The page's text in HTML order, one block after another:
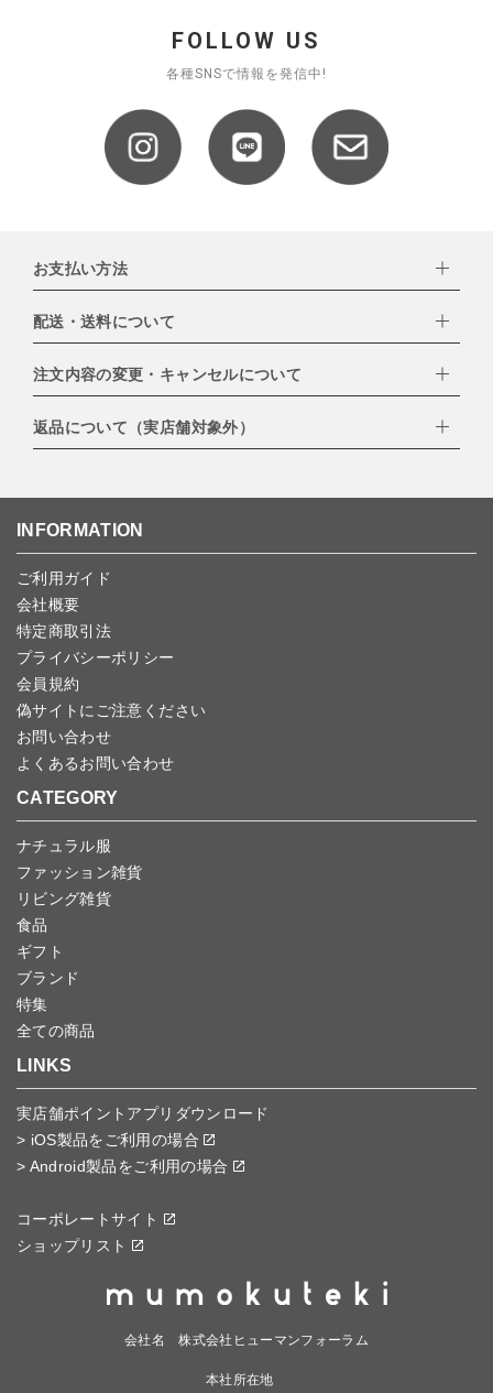
FOLLOW US
各種SNSで情報を発信中!
お支払い方法
下記お支払い方法よりお選びいただけます。
・クレジットカード（VISA,mastercard,JCB,AMERICAN
EXPRESS,Diners Club）
・PayPay
・NP後払い
配送・送料について
配達業者：日本郵便
北海道：1,400円
沖縄：1,400円
注文内容の変更・キャンセルについて
ご注文日当日から翌日のAM9:00までにご連絡頂いた場合はキャン
セルは可能です。
ンセルしていただいた後、ご希望の商品のみ再度ご注文お願いしま
予約商品など一部キャンセルが出来ない場合がございます。あらか
じめご了承ください。
返品について（実店舗対象外）
こちらよりご依頼ください。
INFORMATION
ご利用ガイド
会社概要
特定商取引法
プライバシーポリシー
会員規約
偽サイトにご注意ください
お問い合わせ
よくあるお問い合わせ
CATEGORY
ナチュラル服
ファッション雑貨
リビング雑貨
食品
ギフト
ブランド
特集
全ての商品
LINKS
実店舗ポイントアプリダウンロード
> iOS製品をご利用の場合
> Android製品をご利用の場合
コーポレートサイト
ショップリスト
会社名 株式会社ヒューマンフォーラム
本社所在地